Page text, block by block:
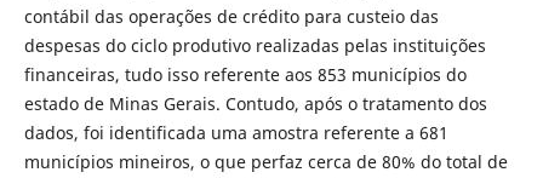
contábil das operações de crédito para custeio das
despesas do ciclo produtivo realizadas pelas instituições
financeiras, tudo isso referente aos 853 municípios do
estado de Minas Gerais. Contudo, após o tratamento dos
dados, foi identificada uma amostra referente a 681
municípios mineiros, o que perfaz cerca de 80% do total de